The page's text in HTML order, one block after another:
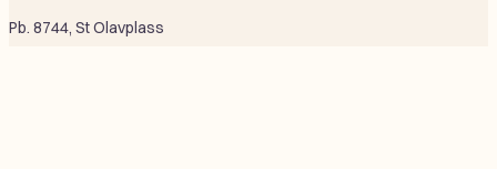
Pb. 8744, St Olavplass